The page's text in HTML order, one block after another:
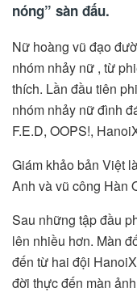
nóng” sàn đấu.
Nữ hoàng vũ đạo
nhóm nhảy nữ , từ
thích. Lần đầu tiên
nhóm nhảy nữ đình
F.E.D, OOPS!,
Giám khảo bản Việt
Anh và vũ công Hàn
Sau những tập đầu
lên nhiều hơn. Màn
đến từ hai đội
đời thực đến màn